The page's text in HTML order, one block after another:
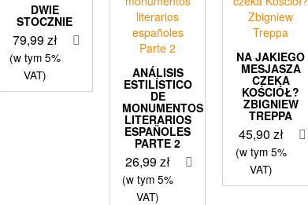
DWIE
STOCZNIE
79,99zł
(w tym 5%
VAT)
ANÁLISIS
ESTILÍSTICO
DE
MONUMENTOS
LITERARIOS
ESPAÑOLES
PARTE 2
26,99zł
(w tym 5%
VAT)
NA JAKIEGO
MESJASZA
CZEKA
KOŚCIÓŁ?
ZBIGNIEW
TREPPA
45,90 zł
(w tym 5%
VAT)